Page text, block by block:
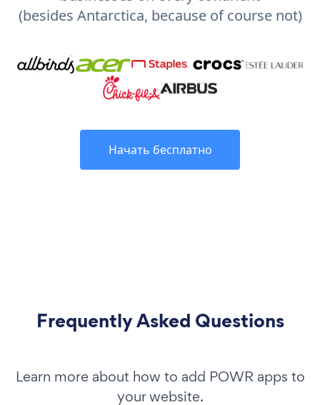
(besides Antarctica, because of course not)
Начать бесплатно
Frequently Asked Questions
Learn more about how to add POWR apps to
your website.